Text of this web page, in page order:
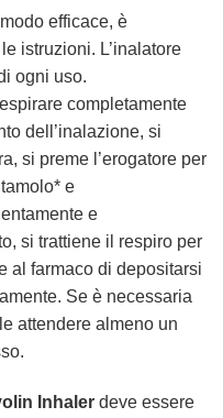
efficace, è
istruzioni. L’inalatore
ogni uso.
completamente
dell’inalazione, si
si preme l’erogatore per
e
e
si trattiene il respiro per
al farmaco di depositarsi
Se è necessaria
attendere almeno un
Inhaler deve essere